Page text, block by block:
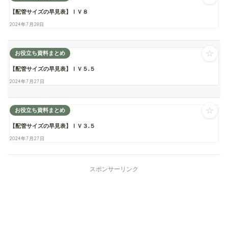
【配管サイズの早見表】ＩＶ８
2024年7月28日
お役立ち資料まとめ
【配管サイズの早見表】ＩＶ５.５
2024年7月27日
☆
お役立ち資料まとめ
【配管サイズの早見表】ＩＶ３.５
2024年7月27日
☆
スポンサーリンク